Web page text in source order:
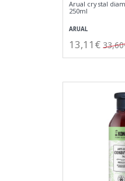
Arual crystal
250ml
ARUAL
13,11€